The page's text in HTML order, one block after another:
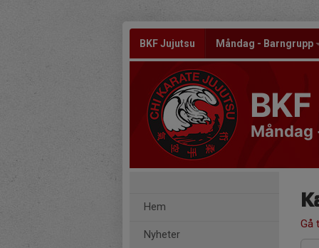
BKF Jujutsu Måndag - Barngrupp
Måndag
Hem
Nyheter
Gå